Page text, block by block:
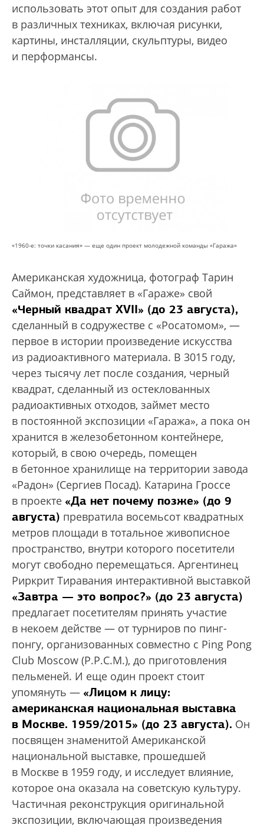
использовать этот опыт для создания работ
в различных техниках, включая рисунки,
картины, инсталляции, скульптуры, видео
и перформансы.
«1960-е: точки касания» — еще один проект молодежной команды «Гаража»
Американская художница, фотограф Тарин
Саймон, представляет в «Гараже» свой
«Черный квадрат XVII» (до 23 августа),
сделанный в содружестве с «Росатомом», —
первое в истории произведение искусства
из радиоактивного материала. В 3015 году,
через тысячу лет после создания, черный
квадрат, сделанный из остеклованных
радиоактивных отходов, займет место
в постоянной экспозиции «Гаража», а пока он
хранится в железобетонном контейнере,
который, в свою очередь, помещен
в бетонное хранилище на территории завода
«Радон» (Сергиев Посад). Катарина Гроссе
в проекте «Да нет почему позже» (до 9
августа) превратила восемьсот квадратных
метров площади в тотальное живописное
пространство, внутри которого посетители
могут свободно перемещаться. Аргентинец
Риркрит Тиравания интерактивной выставкой
«Завтра — это вопрос?» (до 23 августа)
предлагает посетителям принять участие
в некоем действе — от турниров по пинг-
понгу, организованных совместно с Ping Pong
Club Moscow (P.P.C.M.), до приготовления
пельменей. И еще один проект стоит
упомянуть — «Лицом к лицу:
американская национальная выставка
в Москве. 1959/2015» (до 23 августа). Он
посвящен знаменитой Американской
национальной выставке, прошедшей
в Москве в 1959 году, и исследует влияние,
которое она оказала на советскую культуру.
Частичная реконструкция оригинальной
экспозиции, включающая произведения